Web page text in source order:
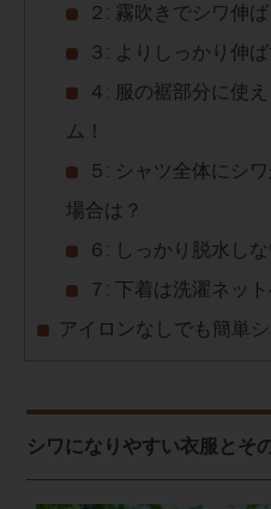
２: 霧吹きでシワ伸ば
３: よりしっかり伸
４: 服の裾部分に使
ム！
５: シャツ全体にシ
場合は？
６: しっかり脱水し
７: 下着は洗濯ネッ
アイロンなしでも簡単シ
シワになりやすい衣服とそ